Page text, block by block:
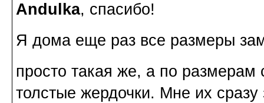
Andulka, спасибо!
Я дома еще раз все размеры
просто такая же, а по размерам
толстые жердочки. Мне их